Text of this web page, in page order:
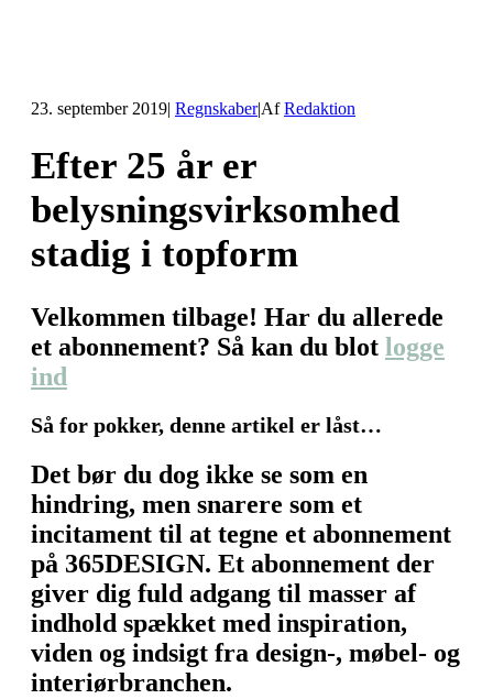
23. september 2019| Regnskaber|AfRedaktion
Efter 25 år er
belysningsvirksomhed
stadig i topform
Velkommen tilbage! Har du allerede
et abonnement? Så kan du blot logge
ind
Så for pokker, denne artikel er låst…
Det bør du dog ikke se som en
hindring, men snarere som et
incitament til at tegne et abonnement
på 365DESIGN. Et abonnement der
giver dig fuld adgang til masser af
indhold spækket med inspiration,
viden og indsigt fra design-, møbel- og
interiørbranchen.